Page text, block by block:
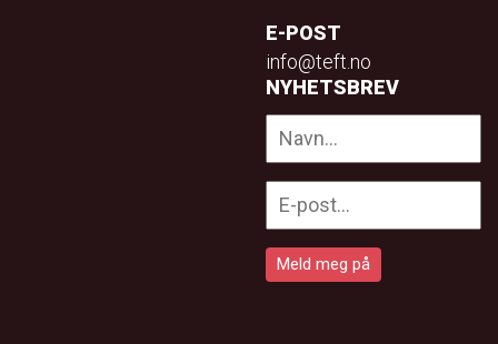
E-POST
info@teft.no
NYHETSBREV